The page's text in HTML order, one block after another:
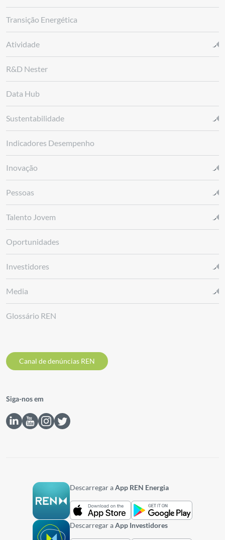
Transição Energética
Atividade
R&D Nester
Data Hub
Sustentabilidade
Indicadores Desempenho
Inovação
Pessoas
Talento Jovem
Oportunidades
Investidores
Media
Glossário REN
Canal de denúncias REN
Siga-nos em
Descarregar aApp REN Energia
Descarregar aApp Investidores